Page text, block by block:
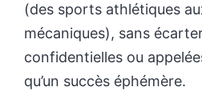
(des sports athlétiques
mécaniques), sans
confidentielles ou
qu’un succès éphémère.